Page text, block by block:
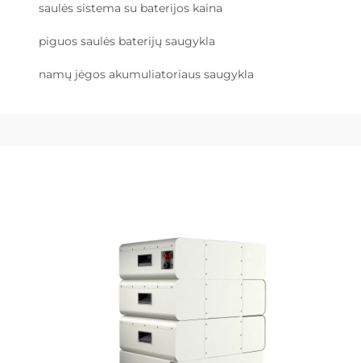
saulės sistema su baterijos kaina
piguos saulės baterijų saugykla
namų jėgos akumuliatoriaus saugykla